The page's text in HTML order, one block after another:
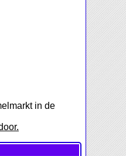
in de